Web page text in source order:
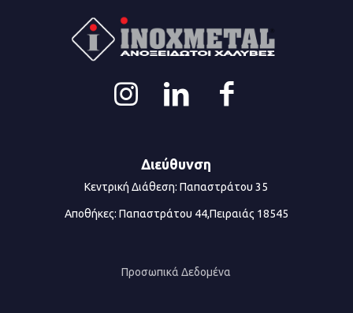
Διεύθυνση
Κεντρική Διάθεση: Παπαστράτου 35
Αποθήκες: Παπαστράτου 44,Πειραιάς 18545
Προσωπικά Δεδομένα